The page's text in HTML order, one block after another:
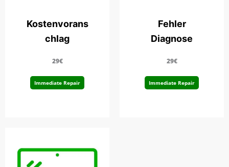
Kostenvorans
chlag
29€
Immediate Repair
Fehler
Diagnose
29€
Immediate Repair